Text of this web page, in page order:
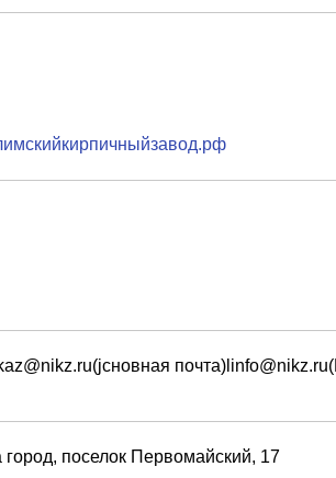
поселок Первомайский, 17